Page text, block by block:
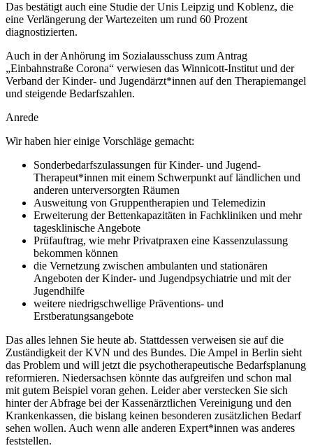
Das bestätigt auch eine Studie der Unis Leipzig und Koblenz, die
eine Verlängerung der Wartezeiten um rund 60 Prozent
diagnostizierten.
Auch in der Anhörung im Sozialausschuss zum Antrag
„Einbahnstraße Corona“ verwiesen das Winnicott-Institut und der
Verband der Kinder- und Jugendärzt*innen auf den Therapiemangel
und steigende Bedarfszahlen.
Anrede
Wir haben hier einige Vorschläge gemacht:
Sonderbedarfszulassungen für Kinder- und Jugend-
Therapeut*innen mit einem Schwerpunkt auf ländlichen und
anderen unterversorgten Räumen
Ausweitung von Gruppentherapien und Telemedizin
Erweiterung der Bettenkapazitäten in Fachkliniken und mehr
tagesklinische Angebote
Prüfauftrag, wie mehr Privatpraxen eine Kassenzulassung
bekommen können
die Vernetzung zwischen ambulanten und stationären
Angeboten der Kinder- und Jugendpsychiatrie und mit der
Jugendhilfe
weitere niedrigschwellige Präventions- und
Erstberatungsangebote
Das alles lehnen Sie heute ab. Stattdessen verweisen sie auf die
Zuständigkeit der KVN und des Bundes. Die Ampel in Berlin sieht
das Problem und will jetzt die psychotherapeutische Bedarfsplanung
reformieren. Niedersachsen könnte das aufgreifen und schon mal
mit gutem Beispiel voran gehen. Leider aber verstecken Sie sich
hinter der Abfrage bei der Kassenärztlichen Vereinigung und den
Krankenkassen, die bislang keinen besonderen zusätzlichen Bedarf
sehen wollen. Auch wenn alle anderen Expert*innen was anderes
feststellen.